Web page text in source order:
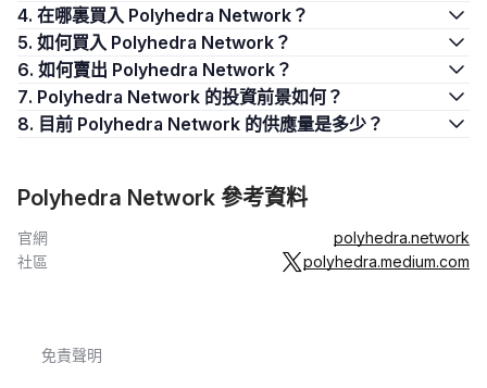
4. 在哪裏買入 Polyhedra Network？
5. 如何買入 Polyhedra Network？
6. 如何賣出 Polyhedra Network？
7. Polyhedra Network 的投資前景如何？
8. 目前 Polyhedra Network 的供應量是多少？
Polyhedra Network 參考資料
官網
polyhedra.network
社區
polyhedra.medium.com
免責聲明